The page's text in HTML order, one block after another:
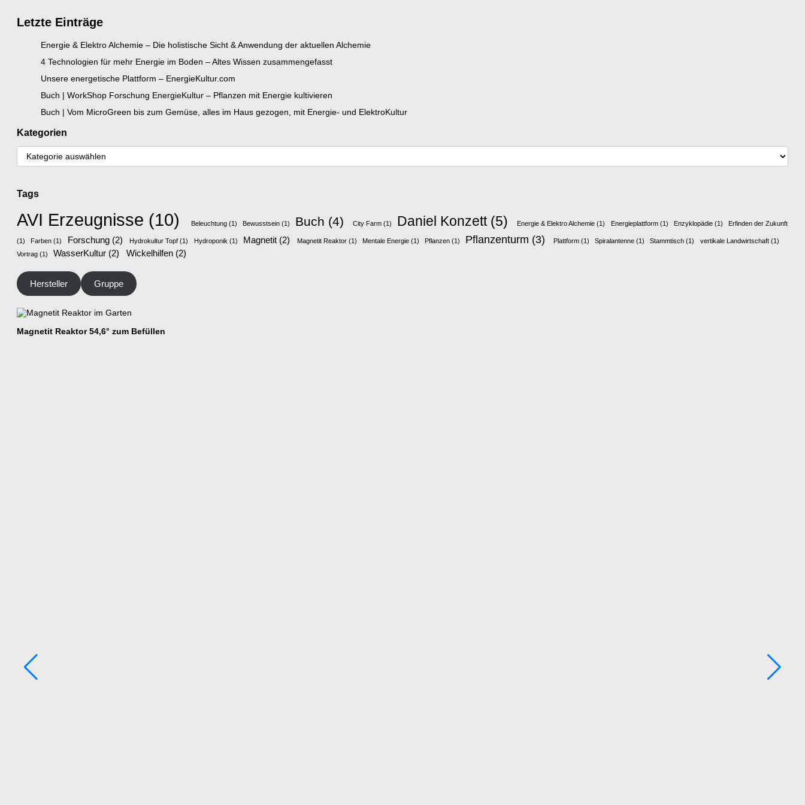
Letzte Einträge
Energie & Elektro Alchemie – Die holistische Sicht & Anwendung der aktuellen Alchemie
4 Technologien für mehr Energie im Boden – Altes Wissen zusammengefasst
Unsere energetische Plattform – EnergieKultur.com
Buch | WorkShop Forschung EnergieKultur – Pflanzen mit Energie kultivieren
Buch | Vom MicroGreen bis zum Gemüse, alles im Haus gezogen, mit Energie- und ElektroKultur
Kategorien
Tags
AVI Erzeugnisse (10) Beleuchtung(1) Bewusstsein(1) Buch (4) City Farm(1) Daniel Konzett(5) Energie & Elektro Alchemie (1) Energieplattform(1) Enzyklopädie (1) Erfinden der Zukunft
(1) Farben (1) Forschung(2) Hydrokultur Topf (1) Hydroponik (1) Magnetit(2) Magnetit Reaktor(1) Mentale Energie(1) Pflanzen (1) Pflanzenturm (3) Plattform(1) Spiralantenne(1) Stammtisch (1) vertikale Landwirtschaft(1)
Vortrag (1) WasserKultur (2) Wickelhilfen(2)
Hersteller Gruppe
Magnetit Reaktor 54,6° zum Befüllen